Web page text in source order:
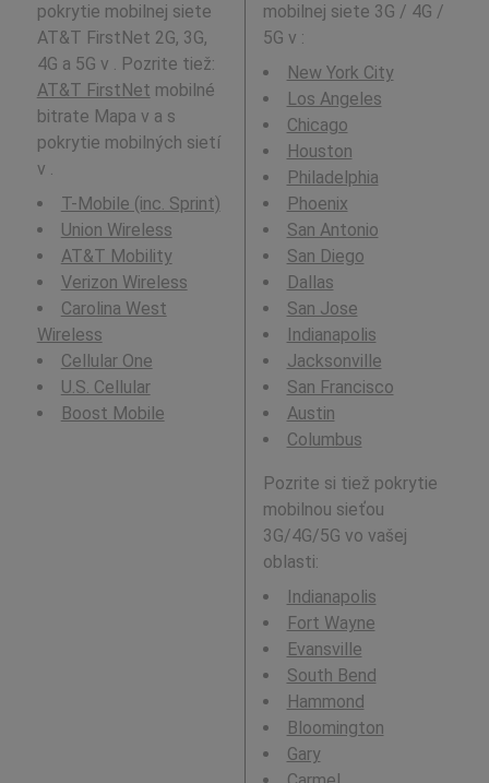
pokrytie mobilnej siete
AT&T FirstNet 2G, 3G,
4G a 5G v . Pozrite tiež:
AT&T FirstNet mobilné
bitrate Mapa v a s
pokrytie mobilných sietí
v .
T-Mobile (inc. Sprint)
Union Wireless
AT&T Mobility
Verizon Wireless
Carolina West
Wireless
Cellular One
U.S. Cellular
Boost Mobile
mobilnej siete 3G / 4G /
5G v :
New York City
Los Angeles
Chicago
Houston
Philadelphia
Phoenix
San Antonio
San Diego
Dallas
San Jose
Indianapolis
Jacksonville
San Francisco
Austin
Columbus
Pozrite si tiež pokrytie
mobilnou sieťou
3G/4G/5G vo vašej
oblasti:
Indianapolis
Fort Wayne
Evansville
South Bend
Hammond
Bloomington
Gary